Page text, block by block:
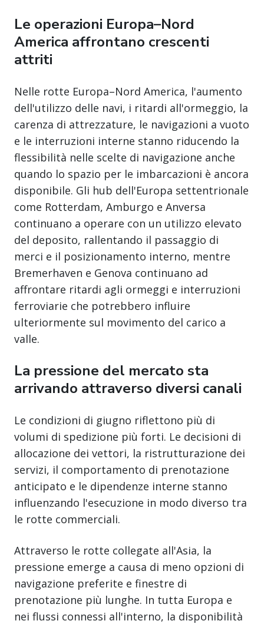
Le operazioni Europa–Nord
America affrontano crescenti
attriti
Nelle rotte Europa–Nord America, l'aumento
dell'utilizzo delle navi, i ritardi all'ormeggio, la
carenza di attrezzature, le navigazioni a vuoto
e le interruzioni interne stanno riducendo la
flessibilità nelle scelte di navigazione anche
quando lo spazio per le imbarcazioni è ancora
disponibile. Gli hub dell'Europa settentrionale
come Rotterdam, Amburgo e Anversa
continuano a operare con un utilizzo elevato
del deposito, rallentando il passaggio di
merci e il posizionamento interno, mentre
Bremerhaven e Genova continuano ad
affrontare ritardi agli ormeggi e interruzioni
ferroviarie che potrebbero influire
ulteriormente sul movimento del carico a
valle.
La pressione del mercato sta
arrivando attraverso diversi canali
Le condizioni di giugno riflettono più di
volumi di spedizione più forti. Le decisioni di
allocazione dei vettori, la ristrutturazione dei
servizi, il comportamento di prenotazione
anticipato e le dipendenze interne stanno
influenzando l'esecuzione in modo diverso tra
le rotte commerciali.
Attraverso le rotte collegate all'Asia, la
pressione emerge a causa di meno opzioni di
navigazione preferite e finestre di
prenotazione più lunghe. In tutta Europa e
nei flussi connessi all'interno, la disponibilità